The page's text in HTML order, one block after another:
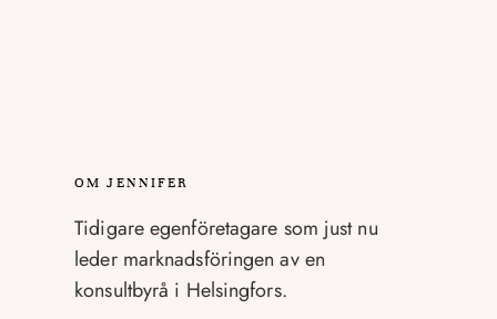
OM JENNIFER
Tidigare egenföretagare som just nu
leder marknadsföringen av en
konsultbyrå i Helsingfors.